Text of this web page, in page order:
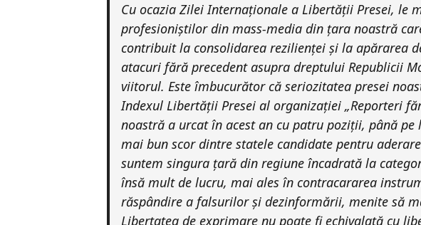
Cu ocazia Zilei Internaționale a Libertății Presei, le
profesioniștilor din mass-media din țara noastră
contribuit la consolidarea rezilienței și la apărarea
atacuri fără precedent asupra dreptului Republicii
viitorul. Este îmbucurător că seriozitatea presei
Indexul Libertății Presei al organizației „Reporteri
noastră a urcat în acest an cu patru poziții, până
mai bun scor dintre statele candidate pentru
suntem singura țară din regiune încadrată la
însă mult de lucru, mai ales în contracararea
răspândire a falsurilor și dezinformării, menite să
Libertatea de exprimare nu poate fi echivalată cu